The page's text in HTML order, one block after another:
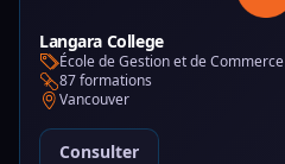
Langara College
École de Gestion et de Commerce
87 formations
Vancouver
Consulter